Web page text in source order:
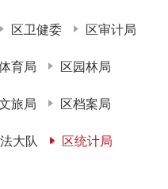
区卫健委 区审计局
育局 区园林局
旅局 区档案局
大队 区统计局